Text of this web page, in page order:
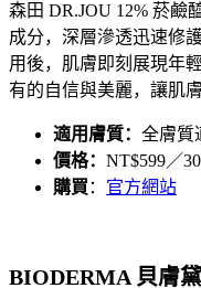
森田 DR.JOU 12% 菸鹼
成分，深層滲透迅速修
用後，肌膚即刻展現年
有的自信與美麗，讓肌
適用膚質： 全膚質
價格： NT$599／
購買 ： 官方網站
BIODERMA 貝膚